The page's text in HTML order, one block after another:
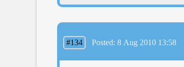
#134 Posted: 8 Aug 2010 13:58